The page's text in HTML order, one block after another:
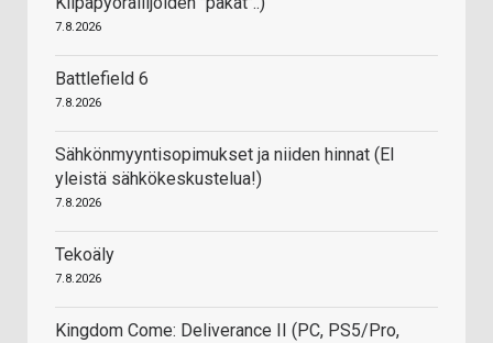
7.8.2026
Battlefield 6
7.8.2026
Sähkönmyyntisopimukset ja niiden hinnat (EI
yleistä sähkökeskustelua!)
7.8.2026
Tekoäly
7.8.2026
Kingdom Come: Deliverance II (PC, PS5/Pro,